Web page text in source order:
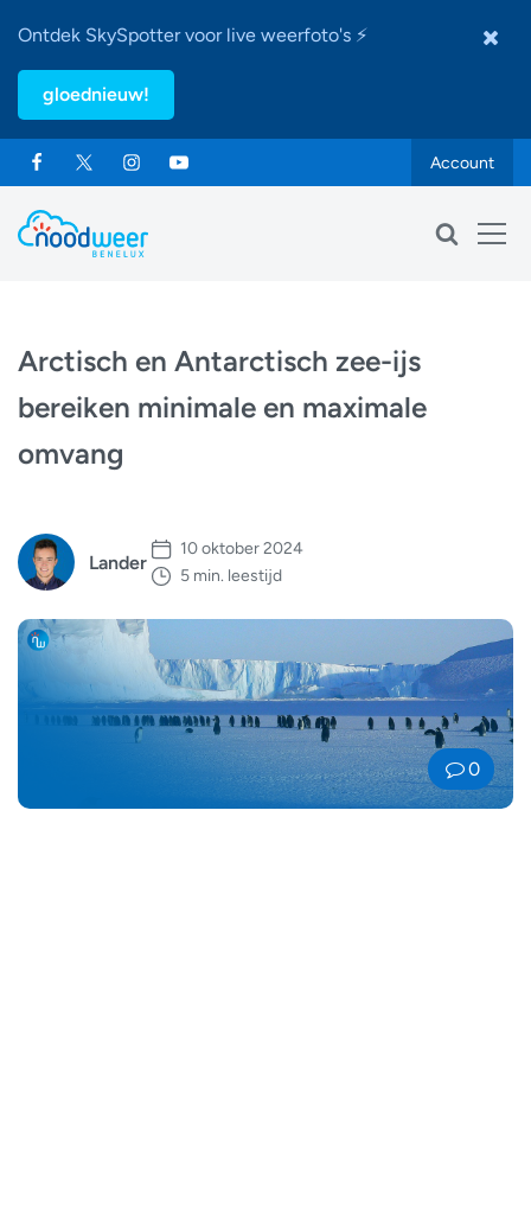
Ontdek SkySpotter voor live weerfoto's ⚡
gloednieuw!
Account
Arctisch en Antarctisch zee-ijs
bereiken minimale en maximale
omvang
Lander
10 oktober 2024
5 min. leestijd
0